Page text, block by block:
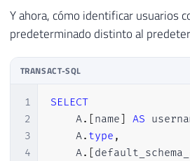
Y ahora, cómo identificar usuarios
predeterminado distinto al
TRANSACT-SQL
1
2
3
4
SELECT
    A
. name AS
    A
. type ,
    A
.